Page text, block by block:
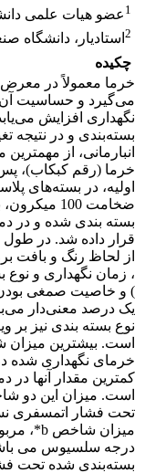
1 عضو هیات علمی
2 استادیار، دانشگاه
چکیده
خرما معمولاً در معرض
می‌گیرد و حساسیت آن
نگهداری افزایش
بسته‌بندی و در نتیجه
انبارمانی، از
خرما (رقم کبکاب)،
اولیه، در بسته‌های
ضخامت 100
قرار داده شد. در
از لحاظ رنگ و بافت
) و خاصیت صمغی بودن
یک درصد معنی‌دار
نوع بسته بندی نیز بر
است. میزان این دو
تحت فشار اتمسفری
درجه سلسیوس می
بسته‌بندی شده تحت